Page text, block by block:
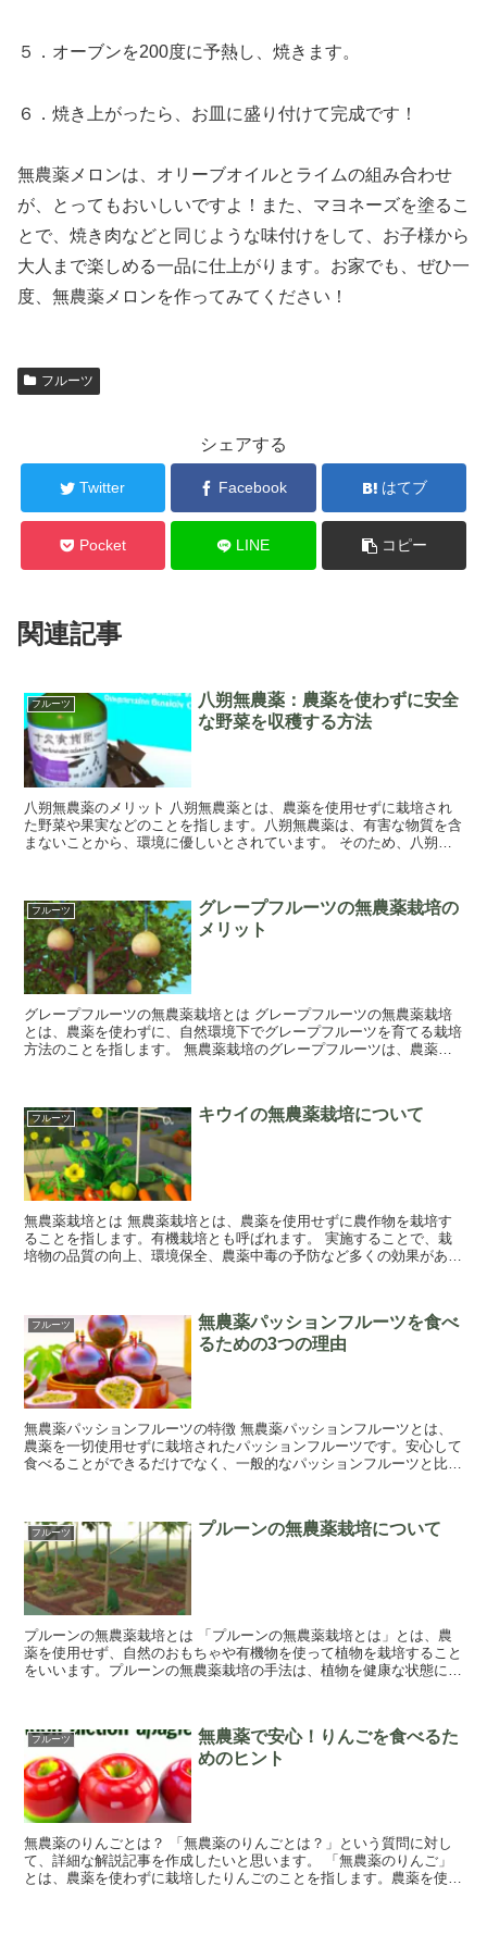
５．オーブンを200度に予熱し、焼きます。
６．焼き上がったら、お皿に盛り付けて完成です！
無農薬メロンは、オリーブオイルとライムの組み合わせ
が、とってもおいしいですよ！また、マヨネーズを塗るこ
とで、焼き肉などと同じような味付けをして、お子様から
大人まで楽しめる一品に仕上がります。お家でも、ぜひ一
度、無農薬メロンを作ってみてください！
フルーツ
シェアする
Twitter Facebook はてブ
Pocket LINE コピー
関連記事
フルーツ
八朔無農薬：農薬を使わずに安全
な野菜を収穫する方法
八朔無農薬のメリット 八朔無農薬とは、農薬を使用せずに栽培され
た野菜や果実などのことを指します。八朔無農薬は、有害な物質を含
まないことから、環境に優しいとされています。 そのため、八朔無
フルーツ
グレープフルーツの無農薬栽培の
メリット
グレープフルーツの無農薬栽培とは グレープフルーツの無農薬栽培
とは、農薬を使わずに、自然環境下でグレープフルーツを育てる栽培
方法のことを指します。 無農薬栽培のグレープフルーツは、農薬を
フルーツ キウイの無農薬栽培について
無農薬栽培とは 無農薬栽培とは、農薬を使用せずに農作物を栽培す
ることを指します。有機栽培とも呼ばれます。 実施することで、栽
培物の品質の向上、環境保全、農薬中毒の予防など多くの効果があり
フルーツ
無農薬パッションフルーツを食べ
るための3つの理由
無農薬パッションフルーツの特徴 無農薬パッションフルーツとは、
農薬を一切使用せずに栽培されたパッションフルーツです。安心して
食べることができるだけでなく、一般的なパッションフルーツと比べ
フルーツ プルーンの無農薬栽培について
プルーンの無農薬栽培とは 「プルーンの無農薬栽培とは」とは、農
薬を使用せず、自然のおもちゃや有機物を使って植物を栽培すること
をいいます。プルーンの無農薬栽培の手法は、植物を健康な状態に保
フルーツ
無農薬で安心！りんごを食べるた
めのヒント
無農薬のりんごとは？ 「無農薬のりんごとは？」という質問に対し
て、詳細な解説記事を作成したいと思います。 「無農薬のりんご」
とは、農薬を使わずに栽培したりんごのことを指します。農薬を使わ